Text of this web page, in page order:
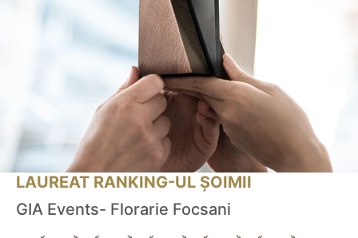
LAUREAT RANKING-UL ȘOIMII
GIA Events- Florarie Focsani